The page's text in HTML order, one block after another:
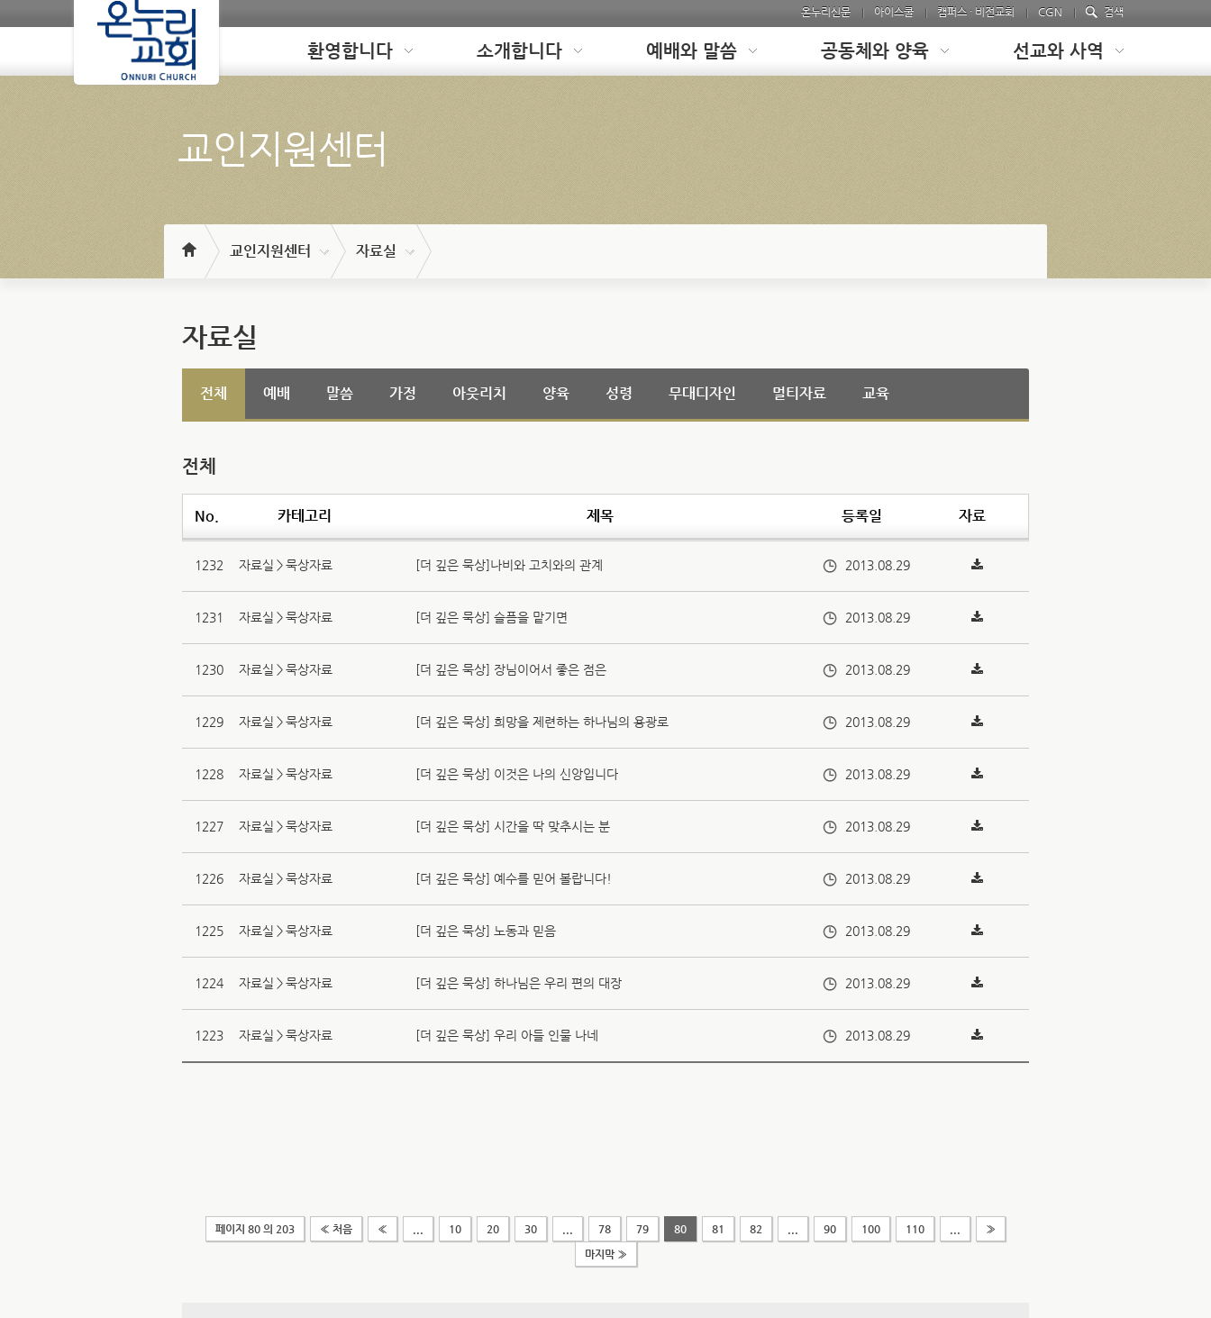
온누리신문 아이스쿨 캠퍼스 · 비전교회 CGN 검색
Loading 환영합니다 소개합니다 예배와 말씀 공동체와 양육 선교와 사역
교인지원센터
교인지원센터 자료실
자료실
전체 예배 말씀 가정 아웃리치 양육 성령 무대디자인 멀티자료 교육
전체
No. 카테고리 제목 등록일 자료
1232 자료실＞묵상자료 [더 깊은 묵상]나비와 고치와의 관계 2013.08.29
1231 자료실＞묵상자료 [더 깊은 묵상] 슬픔을 맡기면 2013.08.29
1230 자료실＞묵상자료 [더 깊은 묵상] 장님이어서 좋은 점은 2013.08.29
1229 자료실＞묵상자료 [더 깊은 묵상] 희망을 제련하는 하나님의 용광로 2013.08.29
1228 자료실＞묵상자료 [더 깊은 묵상] 이것은 나의 신앙입니다 2013.08.29
1227 자료실＞묵상자료 [더 깊은 묵상] 시간을 딱 맞추시는 분 2013.08.29
1226 자료실＞묵상자료 [더 깊은 묵상] 예수를 믿어 볼랍니다! 2013.08.29
1225 자료실＞묵상자료 [더 깊은 묵상] 노동과 믿음 2013.08.29
1224 자료실＞묵상자료 [더 깊은 묵상] 하나님은 우리 편의 대장 2013.08.29
1223 자료실＞묵상자료 [더 깊은 묵상] 우리 아들 인물 나네 2013.08.29
페이지 80 의 203 « 처음 « 10 20 30 78 79 80 81 82 90 100 110
»
마지막 »